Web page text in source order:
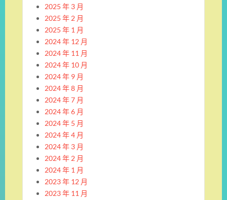
2025 年 3 月
2025 年 2 月
2025 年 1 月
2024 年 12 月
2024 年 11 月
2024 年 10 月
2024 年 9 月
2024 年 8 月
2024 年 7 月
2024 年 6 月
2024 年 5 月
2024 年 4 月
2024 年 3 月
2024 年 2 月
2024 年 1 月
2023 年 12 月
2023 年 11 月